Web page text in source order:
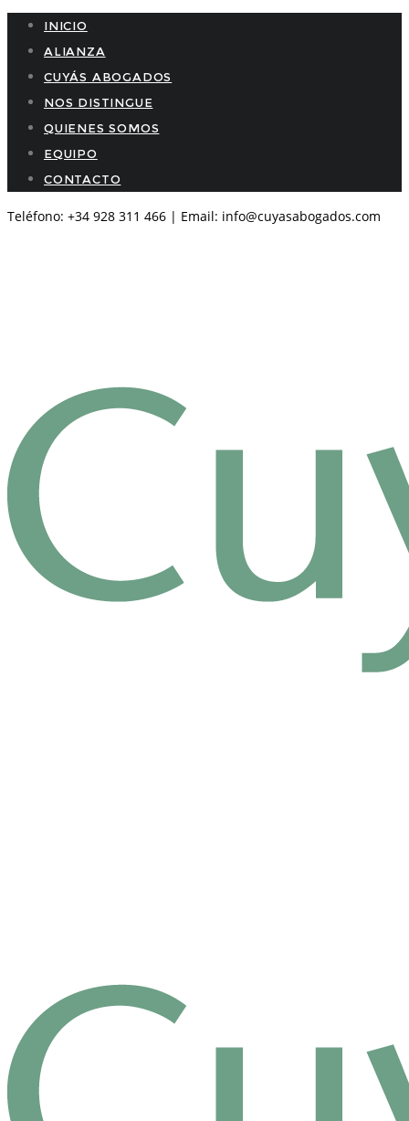
INICIO
ALIANZA
CUYÁS ABOGADOS
NOS DISTINGUE
QUIENES SOMOS
EQUIPO
CONTACTO
Teléfono: +34 928 311 466 | Email: info@cuyasabogados.com